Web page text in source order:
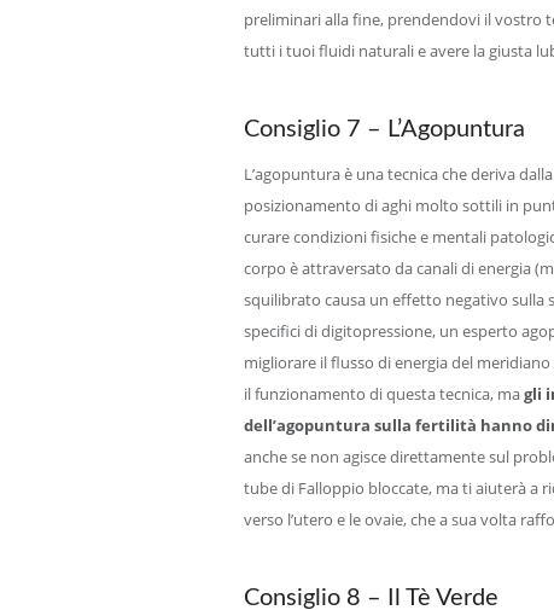
preliminari alla fine, prendendovi il vostro
tutti i tuoi fluidi naturali e avere la giusta
Consiglio 7 – L’Agopuntura
L’agopuntura è una tecnica che deriva
posizionamento di aghi molto sottili in
curare condizioni fisiche e mentali
corpo è attraversato da canali di energia
squilibrato causa un effetto negativo sulla
specifici di digitopressione, un esperto
migliorare il flusso di energia del
il funzionamento di questa tecnica, magli
dell’agopuntura sulla fertilità hanno
anche se non agisce direttamente sul
tube di Falloppio bloccate, ma ti aiuterà a
verso l’utero e le ovaie, che a sua volta
Consiglio 8 – Il Tè Verde